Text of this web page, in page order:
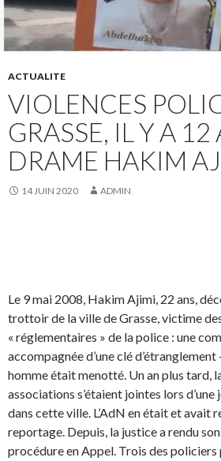
ACTUALITE
VIOLENCES
GRASSE, IL Y A 12
DRAME HAKIM
14 JUIN 2020 ADMIN
Le 9 mai 2008, Hakim Ajimi, 22 ans,
trottoir de la ville de Grasse, victime
« réglementaires » de la police : une
accompagnée d’une clé d’étranglement
homme était menotté. Un an plus tard,
associations s’étaient jointes lors
dans cette ville. L’AdN en était et avait
reportage. Depuis, la justice a rendu
procédure en Appel. Trois des policiers